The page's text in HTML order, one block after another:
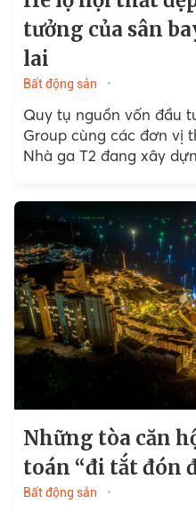
tưởng của sân
lai
Bất động sản
Quy tụ nguồn vốn đầu
Group cùng các đơn vị
Nhà ga T2 đang xây
Những tòa căn
toán “đi tắt đón
Bất động sản